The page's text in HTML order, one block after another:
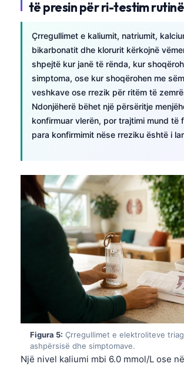
të presin për ri-testim rutinë
Çrregullimet e kaliumit, natriumit,
bikarbonatit dhe klorurit kërkojnë
shpejtë kur janë të rënda, kur
simptoma, ose kur shoqërohen me
veshkave ose rrezik për ritëm të
Ndonjëherë bëhet një përsëritje
konfirmuar vlerën, por trajtimi mund të
para konfirmimit nëse rreziku është i
Figura 5: Çrregullimet e elektroliteve
ashpërsisë dhe simptomave.
Një nivel kaliumi mbi 6.0 mmol/L ose